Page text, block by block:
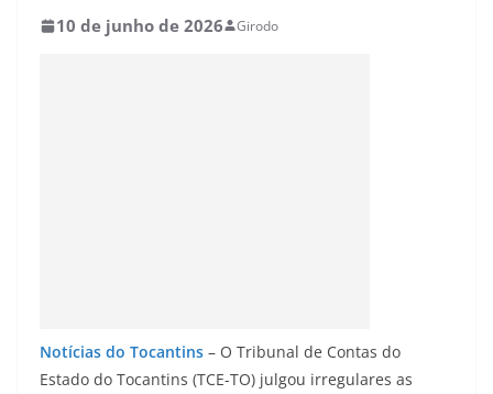
10 de junho de 2026 Girodo
Notícias do Tocantins – O Tribunal de Contas do
Estado do Tocantins (TCE-TO) julgou irregulares as